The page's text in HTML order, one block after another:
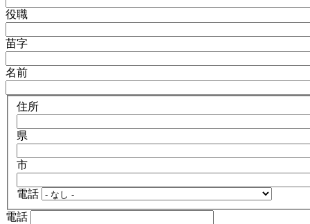
役職
苗字
名前
住所
県
市
電話
電話